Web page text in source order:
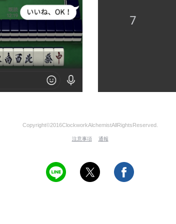
Copyright©2016ClockworkAlchemistAllRightsReserved.
注意事項 通報